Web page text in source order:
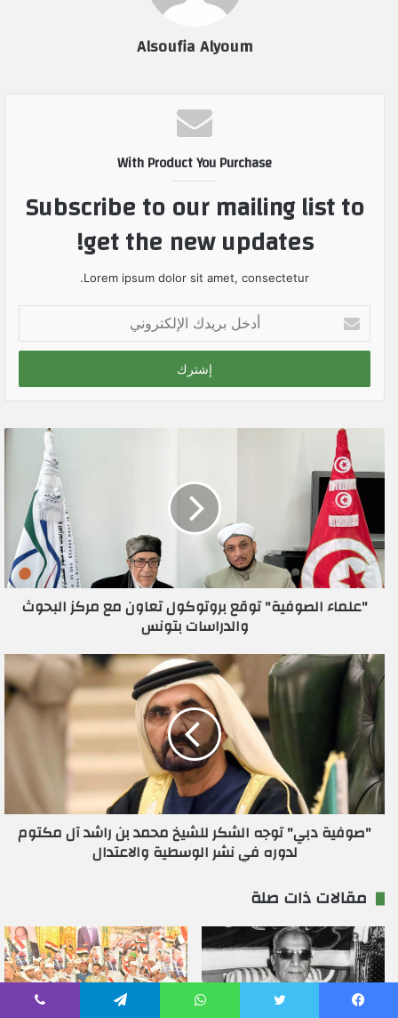
Alsoufia Alyoum
With Product You Purchase
Subscribe to our mailing list to
get the new updates!
Lorem ipsum dolor sit amet, consectetur.
خ
ب
ا
ل
ك
ت
ي
"علماء الصوفية" توقع بروتوكول تعاون مع مركز البحوث
والدراسات بتونس
"صوفية دبي" توجه الشكر للشيخ محمد بن راشد آل مكتوم
لدوره في نشر الوسطية والاعتدال
مقالات ذات صلة